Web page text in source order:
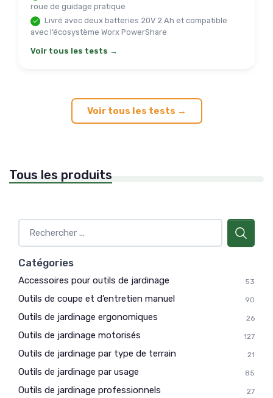
roue de guidage pratique
Livré avec deux batteries 20V 2 Ah et compatible
avec l’écosystème Worx PowerShare
Voir tous les tests →
Voir tous les tests →
Tous les produits
Catégories
Accessoires pour outils de jardinage 53
Outils de coupe et d’entretien manuel 90
Outils de jardinage ergonomiques 26
Outils de jardinage motorisés 127
Outils de jardinage par type de terrain 21
Outils de jardinage par usage 85
Outils de jardinage professionnels 27